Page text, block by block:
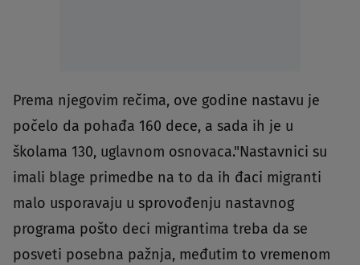
Prema njegovim rečima, ove godine nastavu je
počelo da pohađa 160 dece, a sada ih je u
školama 130, uglavnom osnovaca."Nastavnici su
imali blage primedbe na to da ih đaci migranti
malo usporavaju u sprovođenju nastavnog
programa pošto deci migrantima treba da se
posveti posebna pažnja, međutim to vremenom